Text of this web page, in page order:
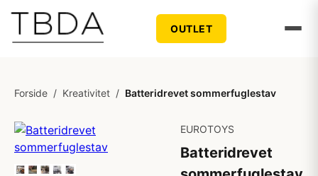
OUTLET
Forside / Kreativitet / Batteridrevet sommerfuglestav
EUROTOYS
Batteridrevet